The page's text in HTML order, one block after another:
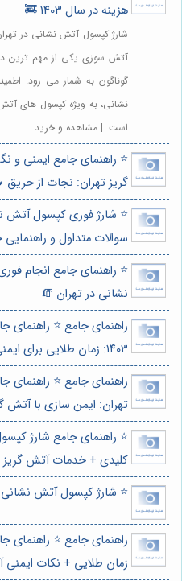
هزینه در سال 1403 🚒
آتش سوزی یکی از مهم ترین
گوناگون به شمار می رود.
نشانی، به ویژه کپسول های آتش
است. | مشاهده و خرید
⭐️ راهنمای جامع ایمنی
گریز تهران: نجات از حریق
⭐️ شارژ فوری کپسول آتش
سوالات متداول و
⭐️ راهنمای جامع انجام
نشانی در تهران 🧯
راهنمای جامع ⭐️
۱۴۰۳: زمان طلایی برای ایمنی بیشتر 🧯
راهنمای جامع ⭐️
تهران: ایمن سازی با آتش
⭐️ راهنمای جامع شارژ
کلیدی + خدمات آتش گریز
⭐️ شارژ کپسول آتش نشانی
راهنمای جامع ⭐️
زمان طلایی + نکات ایمنی